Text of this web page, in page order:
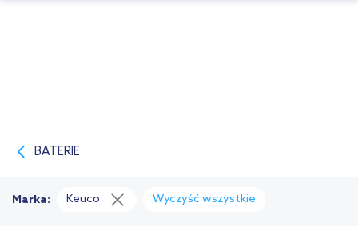
BATERIE
Marka: Keuco Wyczyść wszystkie